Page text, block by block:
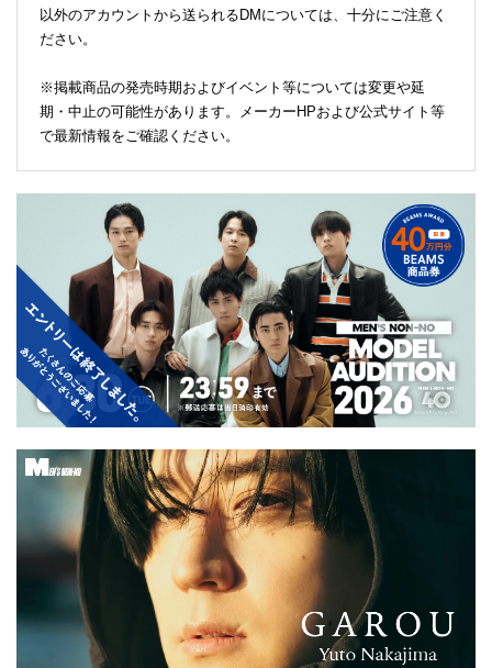
以外のアカウントから送られるDMについては、十分にご注意く
ださい。
※掲載商品の発売時期およびイベント等については変更や延
期・中止の可能性があります。メーカーHPおよび公式サイト等
で最新情報をご確認ください。